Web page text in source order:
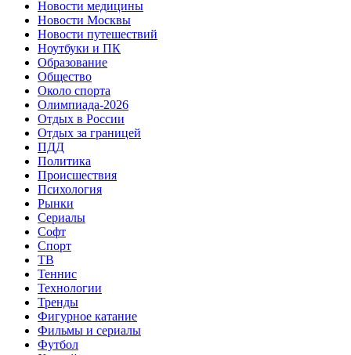
Новости медицины
Новости Москвы
Новости путешествий
Ноутбуки и ПК
Образование
Общество
Около спорта
Олимпиада-2026
Отдых в России
Отдых за границей
ПДД
Политика
Происшествия
Психология
Рынки
Сериалы
Софт
Спорт
ТВ
Теннис
Технологии
Тренды
Фигурное катание
Фильмы и сериалы
Футбол